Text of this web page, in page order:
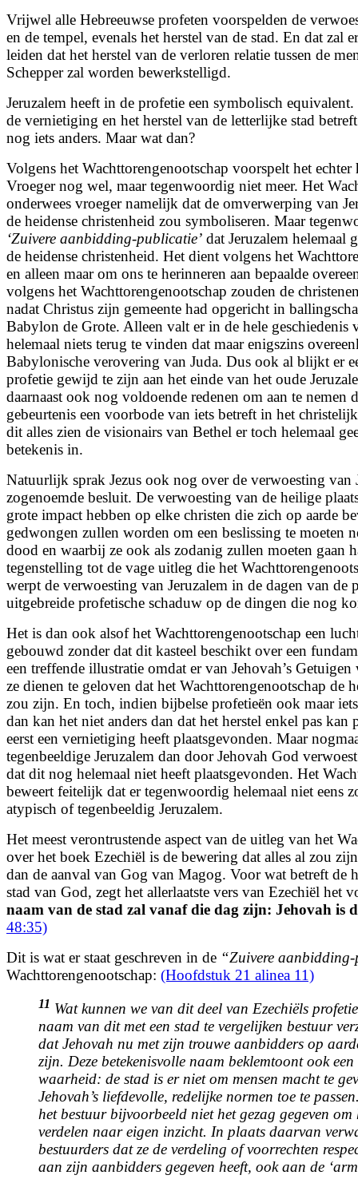
Vrijwel alle Hebreeuwse profeten voorspelden de
en de tempel, evenals het herstel van de stad. En dat zal
leiden dat het herstel van de verloren relatie tussen de
Schepper zal worden bewerkstelligd.
Jeruzalem heeft in de profetie een symbolisch
de vernietiging en het herstel van de letterlijke stad
nog iets anders. Maar wat dan?
Volgens het Wachttorengenootschap voorspelt het echter
Vroeger nog wel, maar tegenwoordig niet meer. Het
onderwees vroeger namelijk dat de omverwerping van
de heidense christenheid zou symboliseren. Maar
‘Zuivere aanbidding-publicatie’ dat Jeruzalem helemaal
de heidense christenheid. Het dient volgens het
en alleen maar om ons te herinneren aan bepaalde
volgens het Wachttorengenootschap zouden de
nadat Christus zijn gemeente had opgericht in
Babylon de Grote. Alleen valt er in de hele geschiedenis
helemaal niets terug te vinden dat maar enigszins
Babylonische verovering van Juda. Dus ook al blijkt er
profetie gewijd te zijn aan het einde van het oude
daarnaast ook nog voldoende redenen om aan te nemen
gebeurtenis een voorbode van iets betreft in het
dit alles zien de visionairs van Bethel er toch helemaal
betekenis in.
Natuurlijk sprak Jezus ook nog over de verwoesting van
zogenoemde besluit. De verwoesting van de heilige
grote impact hebben op elke christen die zich op aarde
gedwongen zullen worden om een beslissing te moeten
dood en waarbij ze ook als zodanig zullen moeten gaan
tegenstelling tot de vage uitleg die het
werpt de verwoesting van Jeruzalem in de dagen van de
uitgebreide profetische schaduw op de dingen die nog
Het is dan ook alsof het Wachttorengenootschap een
gebouwd zonder dat dit kasteel beschikt over een
een treffende illustratie omdat er van Jehovah’s
ze dienen te geloven dat het Wachttorengenootschap de
zou zijn. En toch, indien bijbelse profetieën ook maar
dan kan het niet anders dan dat het herstel enkel pas kan
eerst een vernietiging heeft plaatsgevonden. Maar
tegenbeeldige Jeruzalem dan door Jehovah God
dat dit nog helemaal niet heeft plaatsgevonden. Het
beweert feitelijk dat er tegenwoordig helemaal niet eens
atypisch of tegenbeeldig Jeruzalem.
Het meest verontrustende aspect van de uitleg van het
over het boek Ezechiël is de bewering dat alles al zou
dan de aanval van Gog van Magog. Voor wat betreft de
stad van God, zegt het allerlaatste vers van Ezechiël het
naam van de stad zal vanaf die dag zijn: Jehovah is
48:35)
Dit is wat er staat geschreven in de “Zuivere
Wachttorengenootschap: (Hoofdstuk 21 alinea 11)
11 Wat kunnen we van dit deel van Ezechiëls
naam van dit met een stad te vergelijken bestuur
dat Jehovah nu met zijn trouwe aanbidders op
zijn. Deze betekenisvolle naam beklemtoont ook
waarheid: de stad is er niet om mensen macht te
Jehovah’s liefdevolle, redelijke normen toe te
het bestuur bijvoorbeeld niet het gezag gegeven om
verdelen naar eigen inzicht. In plaats daarvan
bestuurders dat ze de verdeling of voorrechten
aan zijn aanbidders gegeven heeft, ook aan de